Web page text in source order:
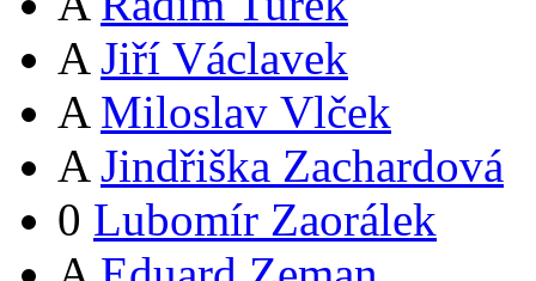
A Jiří Václavek
A Miloslav Vlček
A Jindřiška Zachardová
0 Lubomír Zaorálek